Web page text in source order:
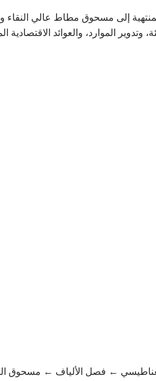
إلى مسحوق مطاط عالي النقاء
وتدوير الموارد، والعوائد الاقتصادية
← فصل الألياف ← مسحوق